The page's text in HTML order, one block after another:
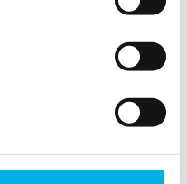
dass
in